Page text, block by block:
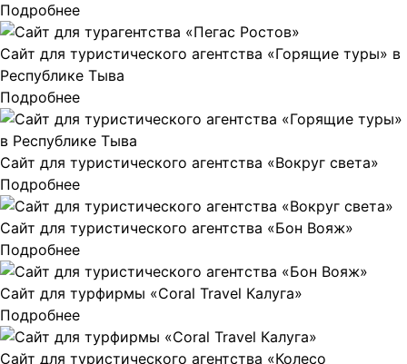
Подробнее
Сайт для туристического агентства «Горящие туры» в
Республике Тыва
Подробнее
Сайт для туристического агентства «Вокруг света»
Подробнее
Сайт для туристического агентства «Бон Вояж»
Подробнее
Сайт для турфирмы «Coral Travel Калуга»
Подробнее
Сайт для туристического агентства «Колесо